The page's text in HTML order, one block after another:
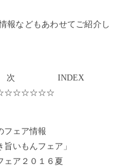
報などもあわせてご紹介し
INDEX
フェア情報
いもんフェア」
ア２０１６夏